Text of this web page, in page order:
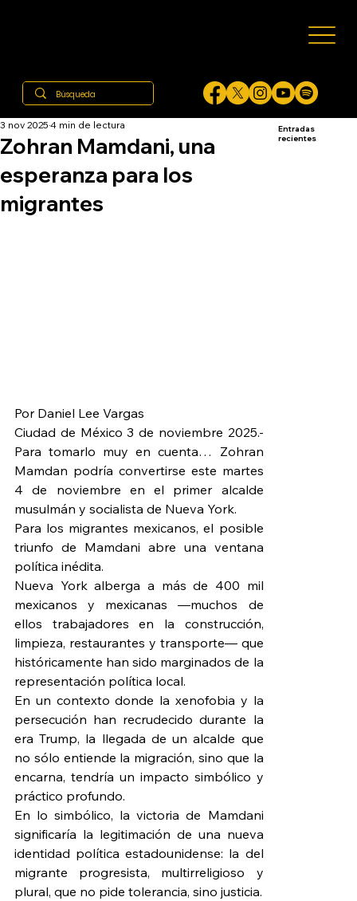
Zohran Mamdani, una
esperanza para los
migrantes
3 nov 2025 4 min de lectura
Por Daniel Lee Vargas
Ciudad de México 3 de noviembre 2025.-
Para tomarlo muy en cuenta… Zohran
Mamdan podría convertirse este martes
4 de noviembre en el primer alcalde
musulmán y socialista de Nueva York.
Para los migrantes mexicanos, el posible
triunfo de Mamdani abre una ventana
política inédita.
Nueva York alberga a más de 400 mil
mexicanos y mexicanas —muchos de
ellos trabajadores en la construcción,
limpieza, restaurantes y transporte— que
históricamente han sido marginados de la
representación política local.
En un contexto donde la xenofobia y la
persecución han recrudecido durante la
era Trump, la llegada de un alcalde que
no sólo entiende la migración, sino que la
encarna, tendría un impacto simbólico y
práctico profundo.
En lo simbólico, la victoria de Mamdani
significaría la legitimación de una nueva
identidad política estadounidense: la del
migrante progresista, multirreligioso y
plural, que no pide tolerancia, sino justicia.
Entradas
recientes